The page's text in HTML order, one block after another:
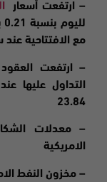
– ارتفعت أسعار
مع الافتتاحية عند سعر
– ارتفعت
23.84
– معدلات
الامريكية
– مخزون النفط